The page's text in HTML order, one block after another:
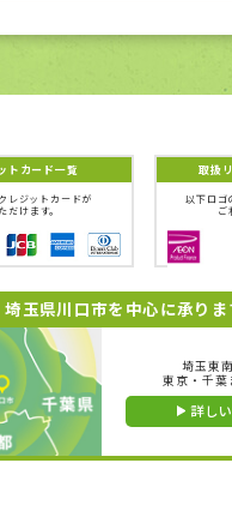
トカード一覧
レジットカードが
だけます。
取扱
以下ロゴ
ご
埼玉県川口市を中心に承りま
埼玉東
東京・千葉
詳し